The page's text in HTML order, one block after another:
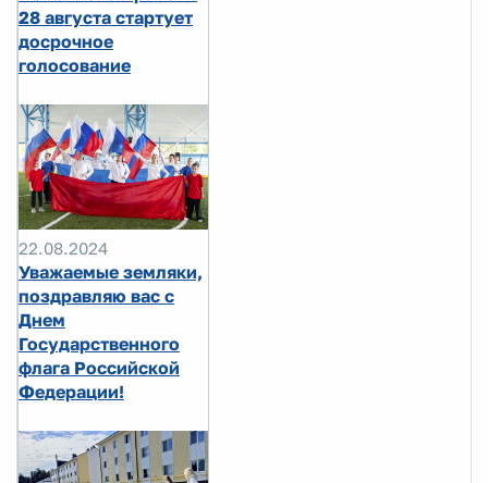
28 августа стартует
досрочное
голосование
22.08.2024
Уважаемые земляки,
поздравляю вас с
Днем
Государственного
флага Российской
Федерации!